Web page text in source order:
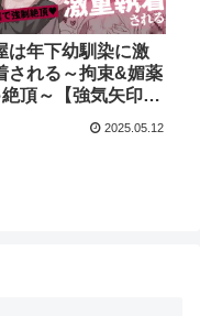
は年下幼馴染に激
される～拘束&媚薬
頂～【強気矢印の
2025.05.12